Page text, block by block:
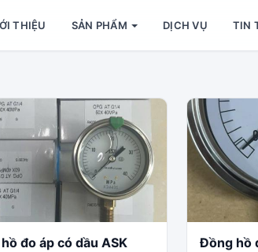
CHỦ
THIỆU SẢN PHẨM DỊCH VỤ TIN
đo áp có dầu ASK
Đồng hồ